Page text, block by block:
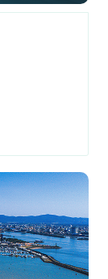
para morar